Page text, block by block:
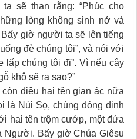
sẽ than rằng: “Phúc cho
lòng không sinh nở và
giờ người ta sẽ lên tiếng
đè chúng tôi”, và nói với
lấp chúng tôi đi”. Vì nếu cây
khô sẽ ra sao?”
điệu hai tên gian ác nữa
là Núi Sọ, chúng đóng đinh
hai tên trộm cướp, một đứa
Người. Bấy giờ Chúa Giêsu